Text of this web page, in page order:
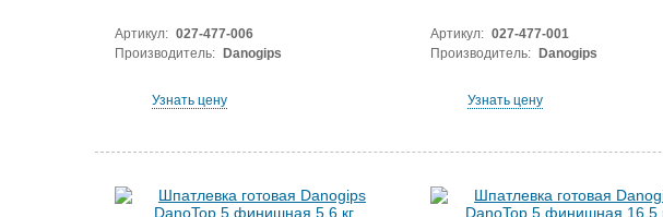
Артикул: 027-477-006
Производитель:
Danogips
Узнать цену
Артикул: 027-477-001
Производитель:
Danogips
Узнать цену